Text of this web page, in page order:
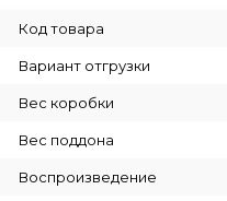
Код товара
Вариант отгрузки
Вес коробки
Вес поддона
Воспроизведение